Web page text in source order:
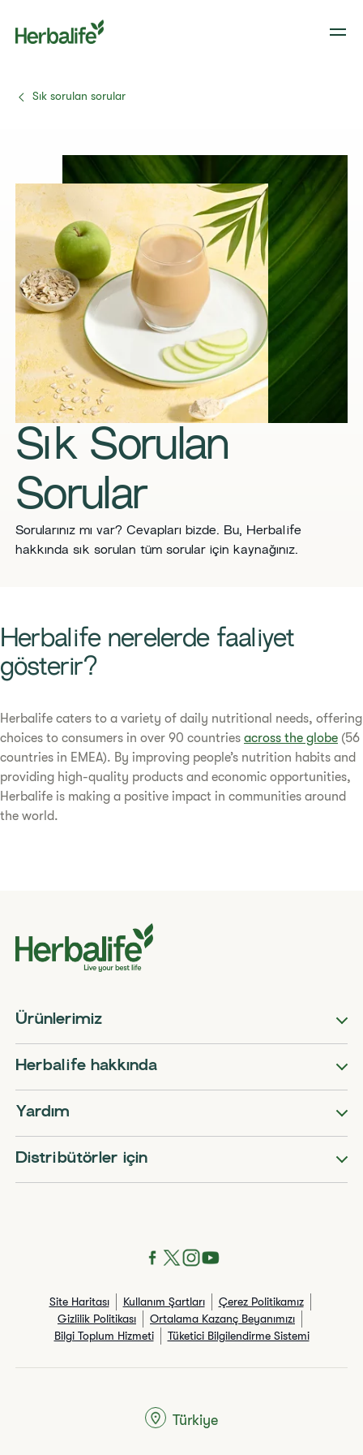
Sık sorulan sorular
Sık Sorulan
Sorular
Sorularınız mı var? Cevapları bizde. Bu, Herbalife
hakkında sık sorulan tüm sorular için kaynağınız.
​​Herbalife nerelerde faaliyet
gösterir?​
​​Herbalife caters to a variety of daily nutritional needs, offering
choices to consumers in over 90 countries across the globe (56
countries in EMEA). By improving people’s nutrition habits and
providing high-quality products and economic opportunities,
Herbalife is making a positive impact in communities around
the world.​
Ürünlerimiz
Herbalife hakkında
Yardım
Distribütörler için
Site Haritası Kullanım Şartları
Çerez Politikamız
Gizlilik Politikası
Ortalama Kazanç Beyanımızı
Bilgi Toplum Hizmeti
Tüketici Bilgilendirme Sistemi
Türkiye